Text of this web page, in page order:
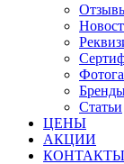
Статьи
ЦЕНЫ
АКЦИИ
КОНТАКТЫ